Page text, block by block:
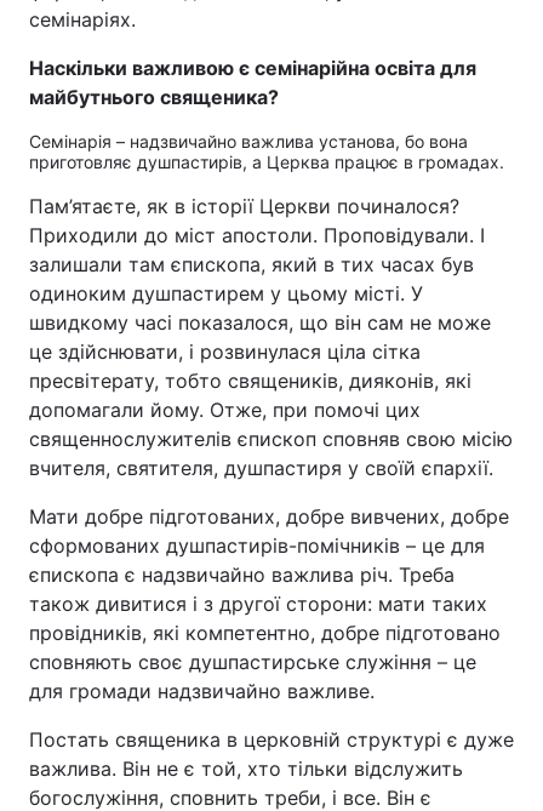
семінаріях.
Наскільки важливою є семінарійна освіта для
майбутнього священика?
Семінарія – надзвичайно важлива установа, бо вона
приготовляє душпастирів, а Церква працює в громадах.
Пам’ятаєте, як в історії Церкви починалося?
Приходили до міст апостоли. Проповідували. І
залишали там єпископа, який в тих часах був
одиноким душпастирем у цьому місті. У
швидкому часі показалося, що він сам не може
це здійснювати, і розвинулася ціла сітка
пресвітерату, тобто священиків, дияконів, які
допомагали йому. Отже, при помочі цих
священнослужителів єпископ сповняв свою місію
вчителя, святителя, душпастиря у своїй єпархії.
Мати добре підготованих, добре вивчених, добре
сформованих душпастирів-помічників – це для
єпископа є надзвичайно важлива річ. Треба
також дивитися і з другої сторони: мати таких
провідників, які компетентно, добре підготовано
сповняють своє душпастирське служіння – це
для громади надзвичайно важливе.
Постать священика в церковній структурі є дуже
важлива. Він не є той, хто тільки відслужить
богослужіння, сповнить треби, і все. Він є